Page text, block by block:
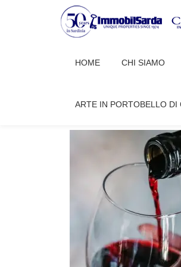
HOME CHI SIAMO
ARTE IN PORTOBELLO DI
readazione Porto